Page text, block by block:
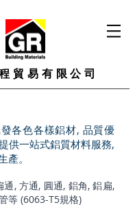
貿易有限公司
各色各樣鋁材, 品質優
供一站式鋁質材料服務,
產。
, 方通, 圓通, 鋁角, 鋁扁,
等 (6063-T5規格)